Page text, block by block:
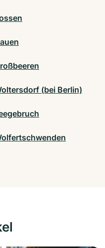
(bei Berlin)